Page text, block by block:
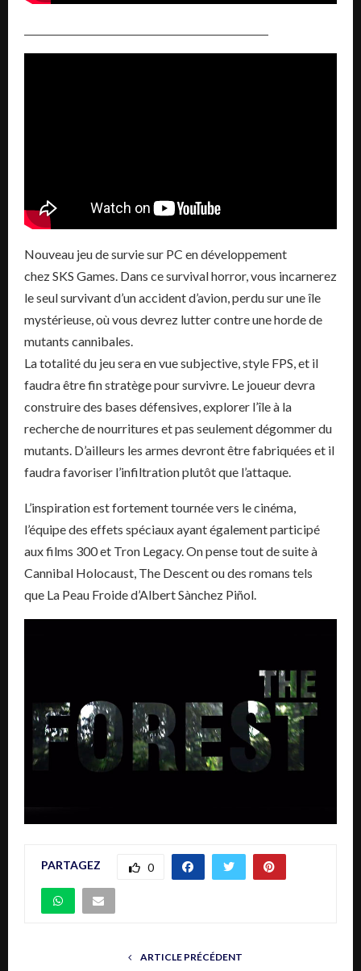
Nouveau jeu de survie sur PC en développement
chez SKS Games. Dans ce survival horror, vous incarnerez
le seul survivant d’un accident d’avion, perdu sur une île
mystérieuse, où vous devrez lutter contre une horde de
mutants cannibales.
La totalité du jeu sera en vue subjective, style FPS, et il
faudra être fin stratège pour survivre. Le joueur devra
construire des bases défensives, explorer l’île à la
recherche de nourritures et pas seulement dégommer du
mutants. D’ailleurs les armes devront être fabriquées et il
faudra favoriser l’infiltration plutôt que l’attaque.
L’inspiration est fortement tournée vers le cinéma,
l’équipe des effets spéciaux ayant également participé
aux films 300 et Tron Legacy. On pense tout de suite à
Cannibal Holocaust, The Descent ou des romans tels
que La Peau Froide d’Albert Sànchez Piñol.
PARTAGEZ 0
ARTICLE PRÉCÉDENT